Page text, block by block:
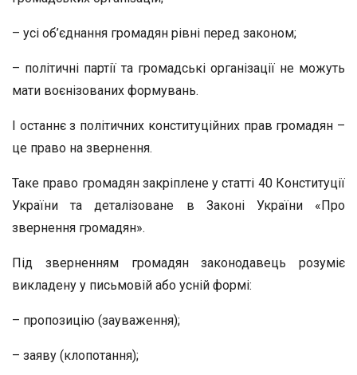
– усі об’єднання громадян рівні перед законом;
– політичні партії та громадські організації не можуть
мати воєнізованих формувань.
І останнє з політичних конституційних прав громадян –
це право на звернення.
Таке право громадян закріплене у статті 40 Конституції
України та деталізоване в Законі України «Про
звернення громадян».
Під зверненням громадян законодавець розуміє
викладену у письмовій або усній формі:
– пропозицію (зауваження);
– заяву (клопотання);